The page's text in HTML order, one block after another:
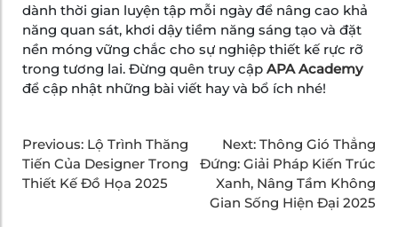
dành thời gian luyện tập mỗi ngày để nâng cao khả
năng quan sát, khơi dậy tiềm năng sáng tạo và đặt
nền móng vững chắc cho sự nghiệp thiết kế rực rỡ
trong tương lai. Đừng quên truy cập APA Academy
để cập nhật những bài viết hay và bổ ích nhé!
Previous: Lộ Trình Thăng
Tiến Của Designer Trong
Thiết Kế Đồ Họa 2025
Next: Thông Gió Thẳng
Đứng: Giải Pháp Kiến Trúc
Xanh, Nâng Tầm Không
Gian Sống Hiện Đại 2025